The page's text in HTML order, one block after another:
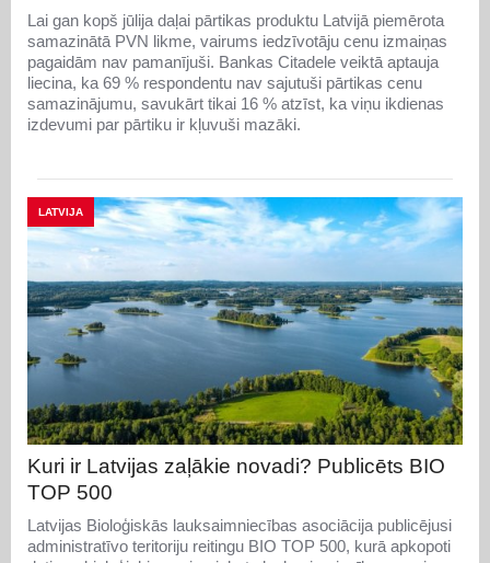
Lai gan kopš jūlija daļai pārtikas produktu Latvijā piemērota
samazinātā PVN likme, vairums iedzīvotāju cenu izmaiņas
pagaidām nav pamanījuši. Bankas Citadele veiktā aptauja
liecina, ka 69 % respondentu nav sajutuši pārtikas cenu
samazinājumu, savukārt tikai 16 % atzīst, ka viņu ikdienas
izdevumi par pārtiku ir kļuvuši mazāki.
LATVIJA
Kuri ir Latvijas zaļākie novadi? Publicēts BIO
TOP 500
Latvijas Bioloģiskās lauksaimniecības asociācija publicējusi
administratīvo teritoriju reitingu BIO TOP 500, kurā apkopoti